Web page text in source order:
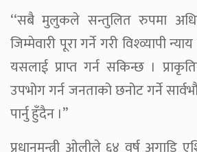
‘‘सबै मुलुकले सन्तुलित रुपमा
जिम्मेवारी पूरा गर्ने गरी विश्व्यापी
यसलाई प्राप्त गर्न सकिन्छ ।
उपभोग गर्न जनताको छनोट गर्ने
पार्नु हुँदैन ।’’